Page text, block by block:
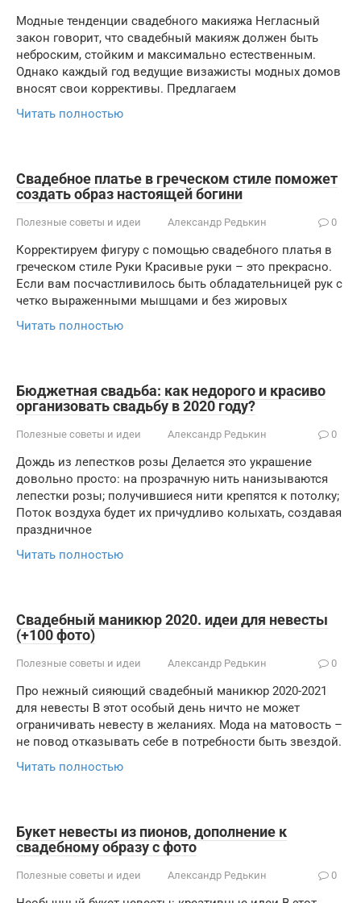
Модные тенденции свадебного макияжа Негласный
закон говорит, что свадебный макияж должен быть
неброским, стойким и максимально естественным.
Однако каждый год ведущие визажисты модных домов
вносят свои коррективы. Предлагаем
Читать полностью
Свадебное платье в греческом стиле поможет
создать образ настоящей богини
Полезные советы и идеи Александр Редькин 0
Корректируем фигуру с помощью свадебного платья в
греческом стиле Руки Красивые руки – это прекрасно.
Если вам посчастливилось быть обладательницей рук с
четко выраженными мышцами и без жировых
Читать полностью
Бюджетная свадьба: как недорого и красиво
организовать свадьбу в 2020 году?
Полезные советы и идеи Александр Редькин 0
Дождь из лепестков розы Делается это украшение
довольно просто: на прозрачную нить нанизываются
лепестки розы; получившиеся нити крепятся к потолку;
Поток воздуха будет их причудливо колыхать, создавая
праздничное
Читать полностью
Свадебный маникюр 2020. идеи для невесты
(+100 фото)
Полезные советы и идеи Александр Редькин 0
Про нежный сияющий свадебный маникюр 2020-2021
для невесты В этот особый день ничто не может
ограничивать невесту в желаниях. Мода на матовость –
не повод отказывать себе в потребности быть звездой.
Читать полностью
Букет невесты из пионов, дополнение к
свадебному образу с фото
Полезные советы и идеи Александр Редькин 0